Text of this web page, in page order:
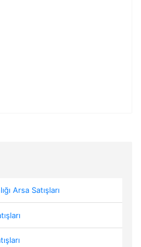
Arsa Satışları